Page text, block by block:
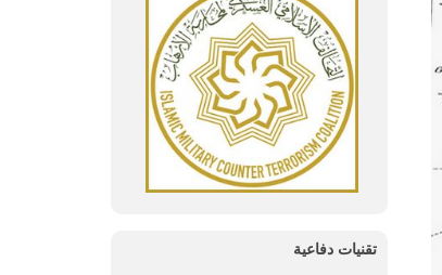
تقنيات دفاعية